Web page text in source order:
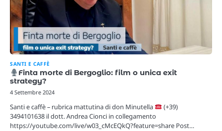
SANTI E CAFFÈ
Finta morte di Bergoglio: film o unica exit
strategy?
4 Settembre 2024
Santi e caffè – rubrica mattutina di don Minutella
(+39)
3494101638 il dott. Andrea Cionci in collegamento
https://youtube.com/live/w03_cMcEQkQ?feature=share Post…